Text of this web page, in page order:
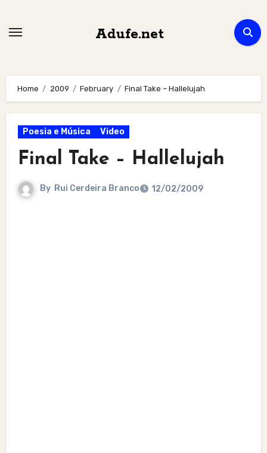
Adufe.net
Home 2009 February Final Take – Hallelujah
Poesia e Música Video
Final Take – Hallelujah
By Rui Cerdeira Branco 12/02/2009